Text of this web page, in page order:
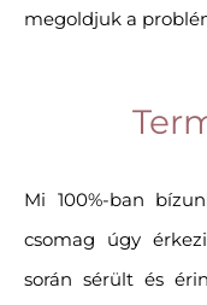
megoldjuk a
Mi 100%-ban
csomag úgy
során sérült és